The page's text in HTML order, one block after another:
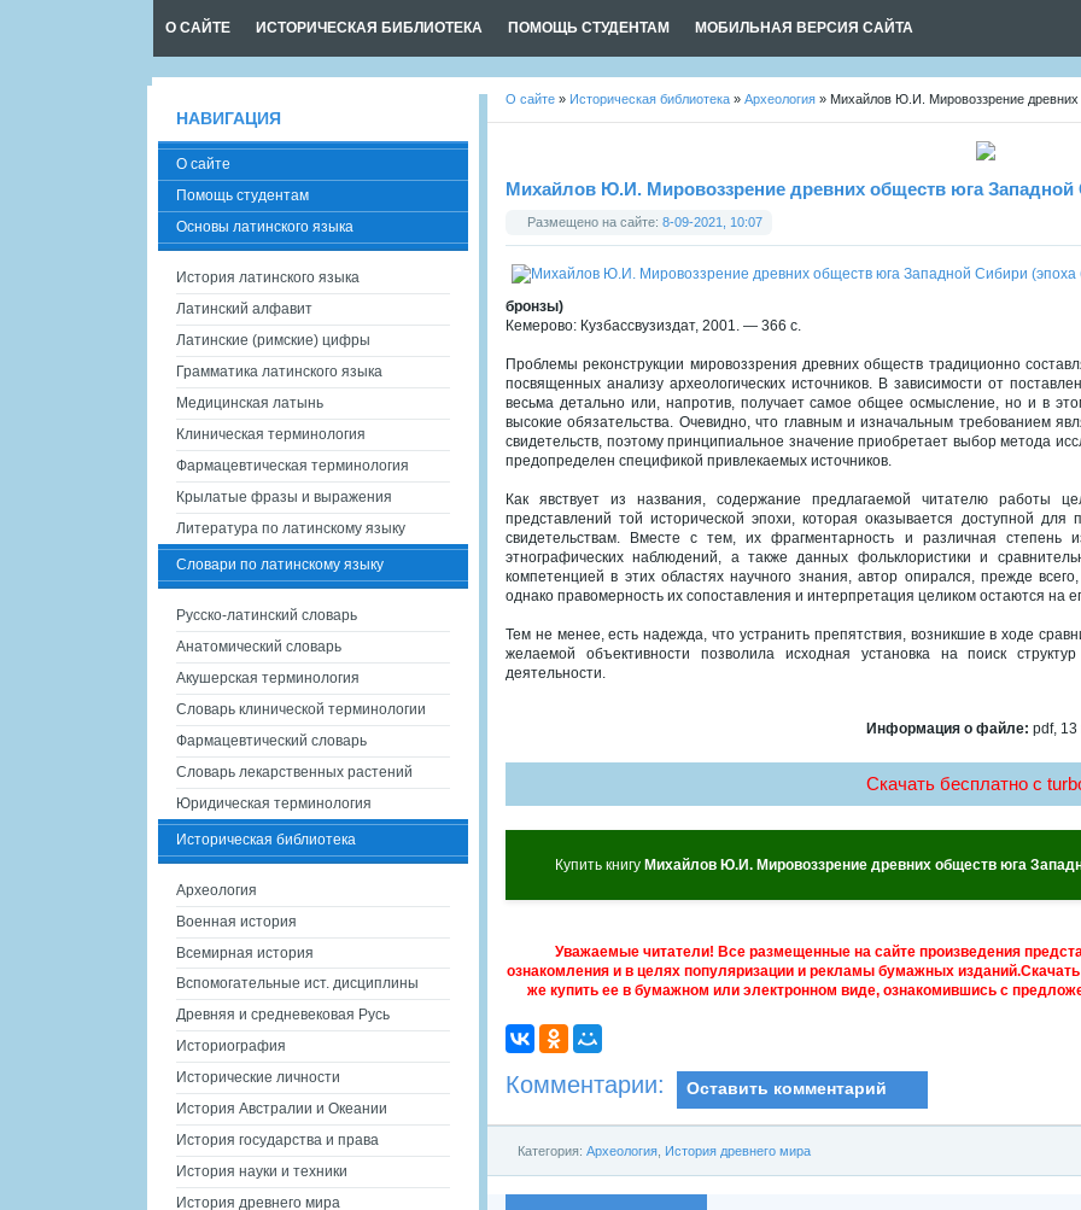
О САЙТЕ ИСТОРИЧЕСКАЯ БИБЛИОТЕКА ПОМОЩЬ СТУДЕНТАМ МОБИЛЬНАЯ ВЕРСИЯ САЙТА
О сайте » Историческая библиотека » Археология » Михайлов Ю.И. Мировоззрение
Михайлов Ю.И. Мировоззрение древних обществ юга Западной
Размещено на сайте: 8-09-2021, 10:07
бронзы)
Кемерово: Кузбассвузиздат, 2001. — 366 с.
Проблемы реконструкции мировоззрения древних обществ традиционно
посвященных анализу археологических источников. В зависимости от
весьма детально или, напротив, получает самое общее осмысление, но и в
высокие обязательства. Очевидно, что главным и изначальным требованием
свидетельств, поэтому принципиальное значение приобретает выбор метода
предопределен спецификой привлекаемых источников.
Как явствует из названия, содержание предлагаемой читателю работы
представлений той исторической эпохи, которая оказывается доступной для
свидетельствам. Вместе с тем, их фрагментарность и различная степень
этнографических наблюдений, а также данных фольклористики и
компетенцией в этих областях научного знания, автор опирался, прежде
однако правомерность их сопоставления и интерпретация целиком остаются на
Тем не менее, есть надежда, что устранить препятствия, возникшие в ходе
желаемой объективности позволила исходная установка на поиск
деятельности.
Информация о файле: pdf, 13
Скачать бесплатно c
Купить книгуМихайлов Ю.И. Мировоззрение древних обществ юга
Уважаемые читатели! Все размещенные на сайте произведения
ознакомления и в целях популяризации и рекламы бумажных
же купить ее в бумажном или электронном виде, ознакомившись с
Комментарии: Оставить комментарий
Категория: Археология История древнего мира
НАВИГАЦИЯ
О сайте
Помощь студентам
Основы латинского языка
История латинского языка
Латинский алфавит
Латинские (римские) цифры
Грамматика латинского языка
Медицинская латынь
Клиническая терминология
Фармацевтическая терминология
Крылатые фразы и выражения
Литература по латинскому языку
Словари по латинскому языку
Русско-латинский словарь
Анатомический словарь
Акушерская терминология
Словарь клинической терминологии
Фармацевтический словарь
Словарь лекарственных растений
Юридическая терминология
Историческая библиотека
Археология
Военная история
Всемирная история
Вспомогательные ист. дисциплины
Древняя и средневековая Русь
Историография
Исторические личности
История Австралии и Океании
История государства и права
История науки и техники
История древнего мира